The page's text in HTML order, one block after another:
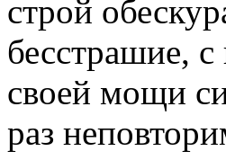
строй
бесстрашие,
своей мощи
раз